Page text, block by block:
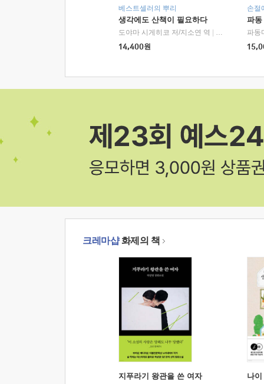
베스트셀러의 뿌리
생각에도 산책이 필요하다
도야마 시게히코 저/지소연 역
알에이치코리
14,400원
손절
파동
파동
크레마샵화제의 책
지푸라기 왕관을 쓴 여자 나